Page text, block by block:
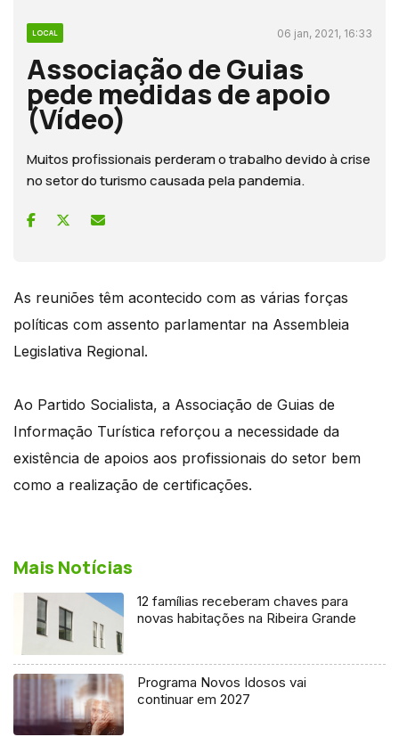
LOCAL 06 jan, 2021, 16:33
Associação de Guias
pede medidas de apoio
(Vídeo)
Muitos profissionais perderam o trabalho devido à crise
no setor do turismo causada pela pandemia.
As reuniões têm acontecido com as várias forças
políticas com assento parlamentar na Assembleia
Legislativa Regional.
Ao Partido Socialista, a Associação de Guias de
Informação Turística reforçou a necessidade da
existência de apoios aos profissionais do setor bem
como a realização de certificações.
Mais Notícias
12 famílias receberam chaves para
novas habitações na Ribeira Grande
Programa Novos Idosos vai
continuar em 2027